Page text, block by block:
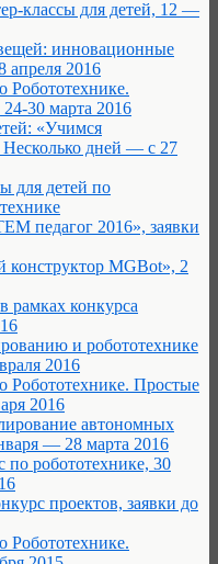
классы для детей, 12 —
инновационные
апреля 2016
Робототехнике.
30 марта 2016
«Учимся
Несколько дней — с 27
для детей по
педагог 2016», заявки
конструктор MGBot», 2
рамках конкурса
и робототехнике
2016
Робототехнике. Простые
2016
автономных
— 28 марта 2016
робототехнике, 30
проектов, заявки до
Робототехнике.